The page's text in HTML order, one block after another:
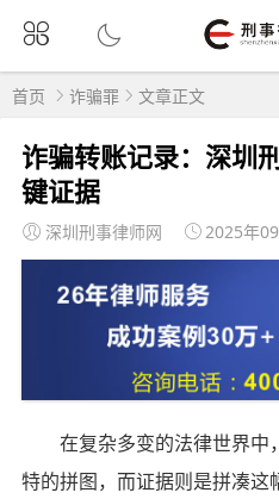
首页 诈骗罪 文章正文
诈骗转账记录：深圳
键证据
深圳刑事律师网 2025年
在复杂多变的法律世界中
特的拼图，而证据则是拼凑这